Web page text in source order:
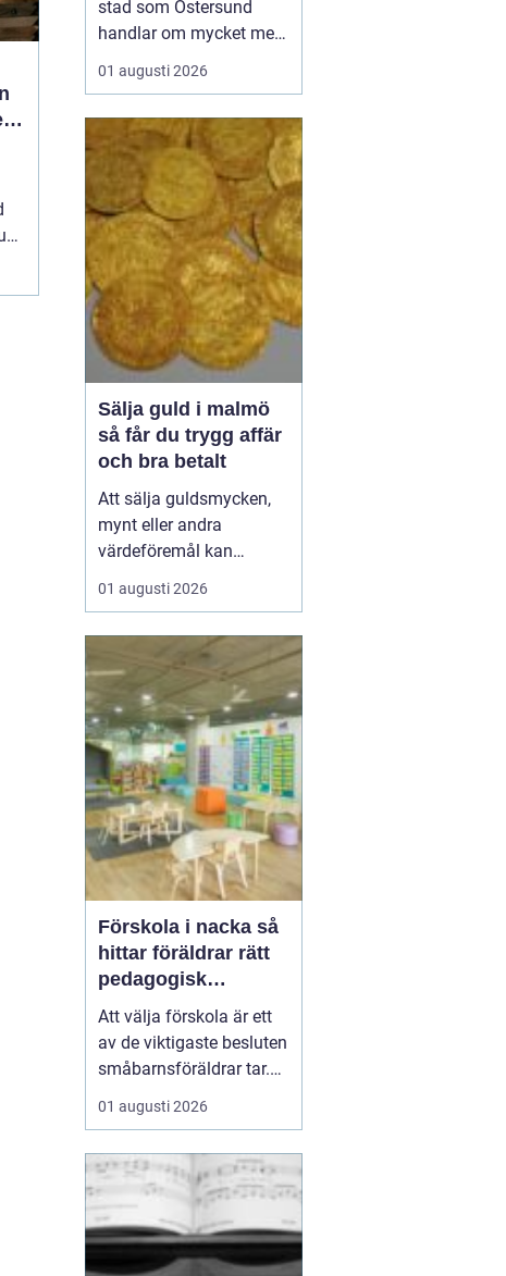
stad som Östersund
handlar om mycket mer
än att bara ta sig från
punkt A till punkt B.
lokalkännedom och
tillgänglighet spelar stor
roll, särskilt i en region
där vintern är lång, snön
ligger djup och
avstånden i...
01 augusti 2026
Sälja guld i malmö
så får du trygg affär
och bra betalt
Att sälja guldsmycken,
mynt eller andra
värdeföremål kan
kännas både lockande
och osäkert på samma
smyckena är värda mer
än bara metallvärdet, hur
processen går till och
vilken köpare som går
att lita på. För den som
söker infor...
01 augusti 2026
Förskola i nacka så
hittar föräldrar rätt
pedagogisk
trygghet
Att välja förskola är ett
av de viktigaste besluten
småbarnsföräldrar tar.
Omsorg, trygghet,
pedagogik och praktisk
fungera tillsammans,
gärna under många år. I
Nacka finns ett brett
utbud av förskolor, både
01 augusti 2026